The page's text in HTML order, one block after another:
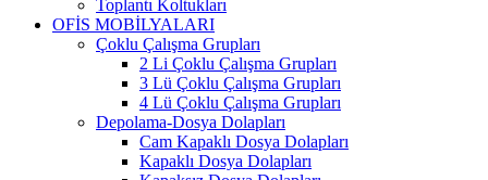
Toplantı Koltukları
OFİS MOBİLYALARI
Çoklu Çalışma Grupları
2 Li Çoklu Çalışma Grupları
3 Lü Çoklu Çalışma Grupları
4 Lü Çoklu Çalışma Grupları
Depolama-Dosya Dolapları
Cam Kapaklı Dosya Dolapları
Kapaklı Dosya Dolapları